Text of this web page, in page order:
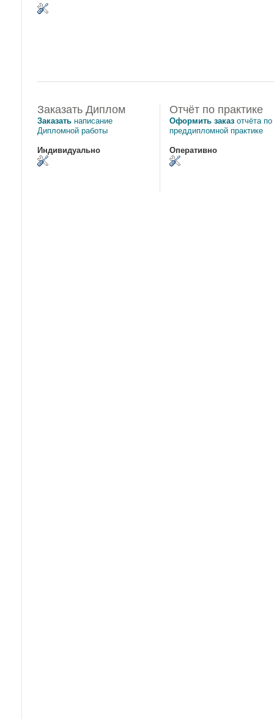
Заказать Диплом
Заказать написание
Дипломной работы
Индивидуально
Отчёт по практике
Оформить заказ отчёта по
преддипломной практике
Оперативно